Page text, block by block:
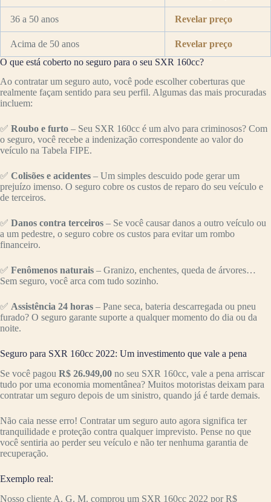
36 a 50 anos Revelar preço
Acima de 50 anos
Revelar preço
O que está coberto no seguro para o seu SXR 160cc?
Ao contratar um seguro auto, você pode escolher coberturas que
realmente façam sentido para seu perfil. Algumas das mais procuradas
incluem:
✅ Roubo e furto – Seu SXR 160cc é um alvo para criminosos? Com
o seguro, você recebe a indenização correspondente ao valor do
veículo na Tabela FIPE.
✅ Colisões e acidentes – Um simples descuido pode gerar um
prejuízo imenso. O seguro cobre os custos de reparo do seu veículo e
de terceiros.
✅ Danos contra terceiros – Se você causar danos a outro veículo ou
a um pedestre, o seguro cobre os custos para evitar um rombo
financeiro.
✅ Fenômenos naturais – Granizo, enchentes, queda de árvores…
Sem seguro, você arca com tudo sozinho.
✅ Assistência 24 horas – Pane seca, bateria descarregada ou pneu
furado? O seguro garante suporte a qualquer momento do dia ou da
noite.
Seguro para SXR 160cc 2022: Um investimento que vale a pena
Se você pagou R$ 26.949,00 no seu SXR 160cc, vale a pena arriscar
tudo por uma economia momentânea? Muitos motoristas deixam para
contratar um seguro depois de um sinistro, quando já é tarde demais.
Não caia nesse erro! Contratar um seguro auto agora significa ter
tranquilidade e proteção contra qualquer imprevisto. Pense no que
você sentiria ao perder seu veículo e não ter nenhuma garantia de
recuperação.
Exemplo real:
Nosso cliente A. G. M. comprou um SXR 160cc 2022 por R$